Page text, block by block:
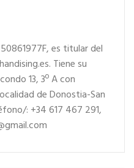
50861977F, es titular del
Tiene su
13, 3º A con
de Donostia-San
: +34 617 467 291,